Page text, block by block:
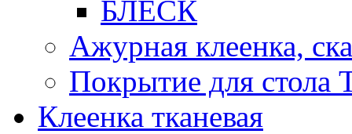
БЛЕСК
Ажурная клеенка,
Покрытие для стола
Клеенка тканевая